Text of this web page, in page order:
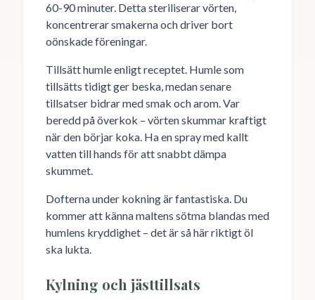
60-90 minuter. Detta steriliserar vörten,
koncentrerar smakerna och driver bort
oönskade föreningar.
Tillsätt humle enligt receptet. Humle som
tillsätts tidigt ger beska, medan senare
tillsatser bidrar med smak och arom. Var
beredd på överkok – vörten skummar kraftigt
när den börjar koka. Ha en spray med kallt
vatten till hands för att snabbt dämpa
skummet.
Dofterna under kokning är fantastiska. Du
kommer att känna maltens sötma blandas med
humlens kryddighet – det är så här riktigt öl
ska lukta.
Kylning och jästtillsats